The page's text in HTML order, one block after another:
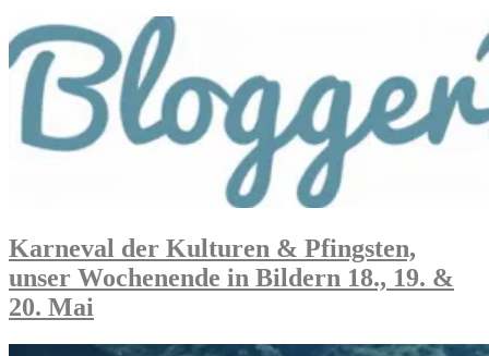
Karneval der Kulturen & Pfingsten,
unser Wochenende in Bildern 18., 19. &
20. Mai